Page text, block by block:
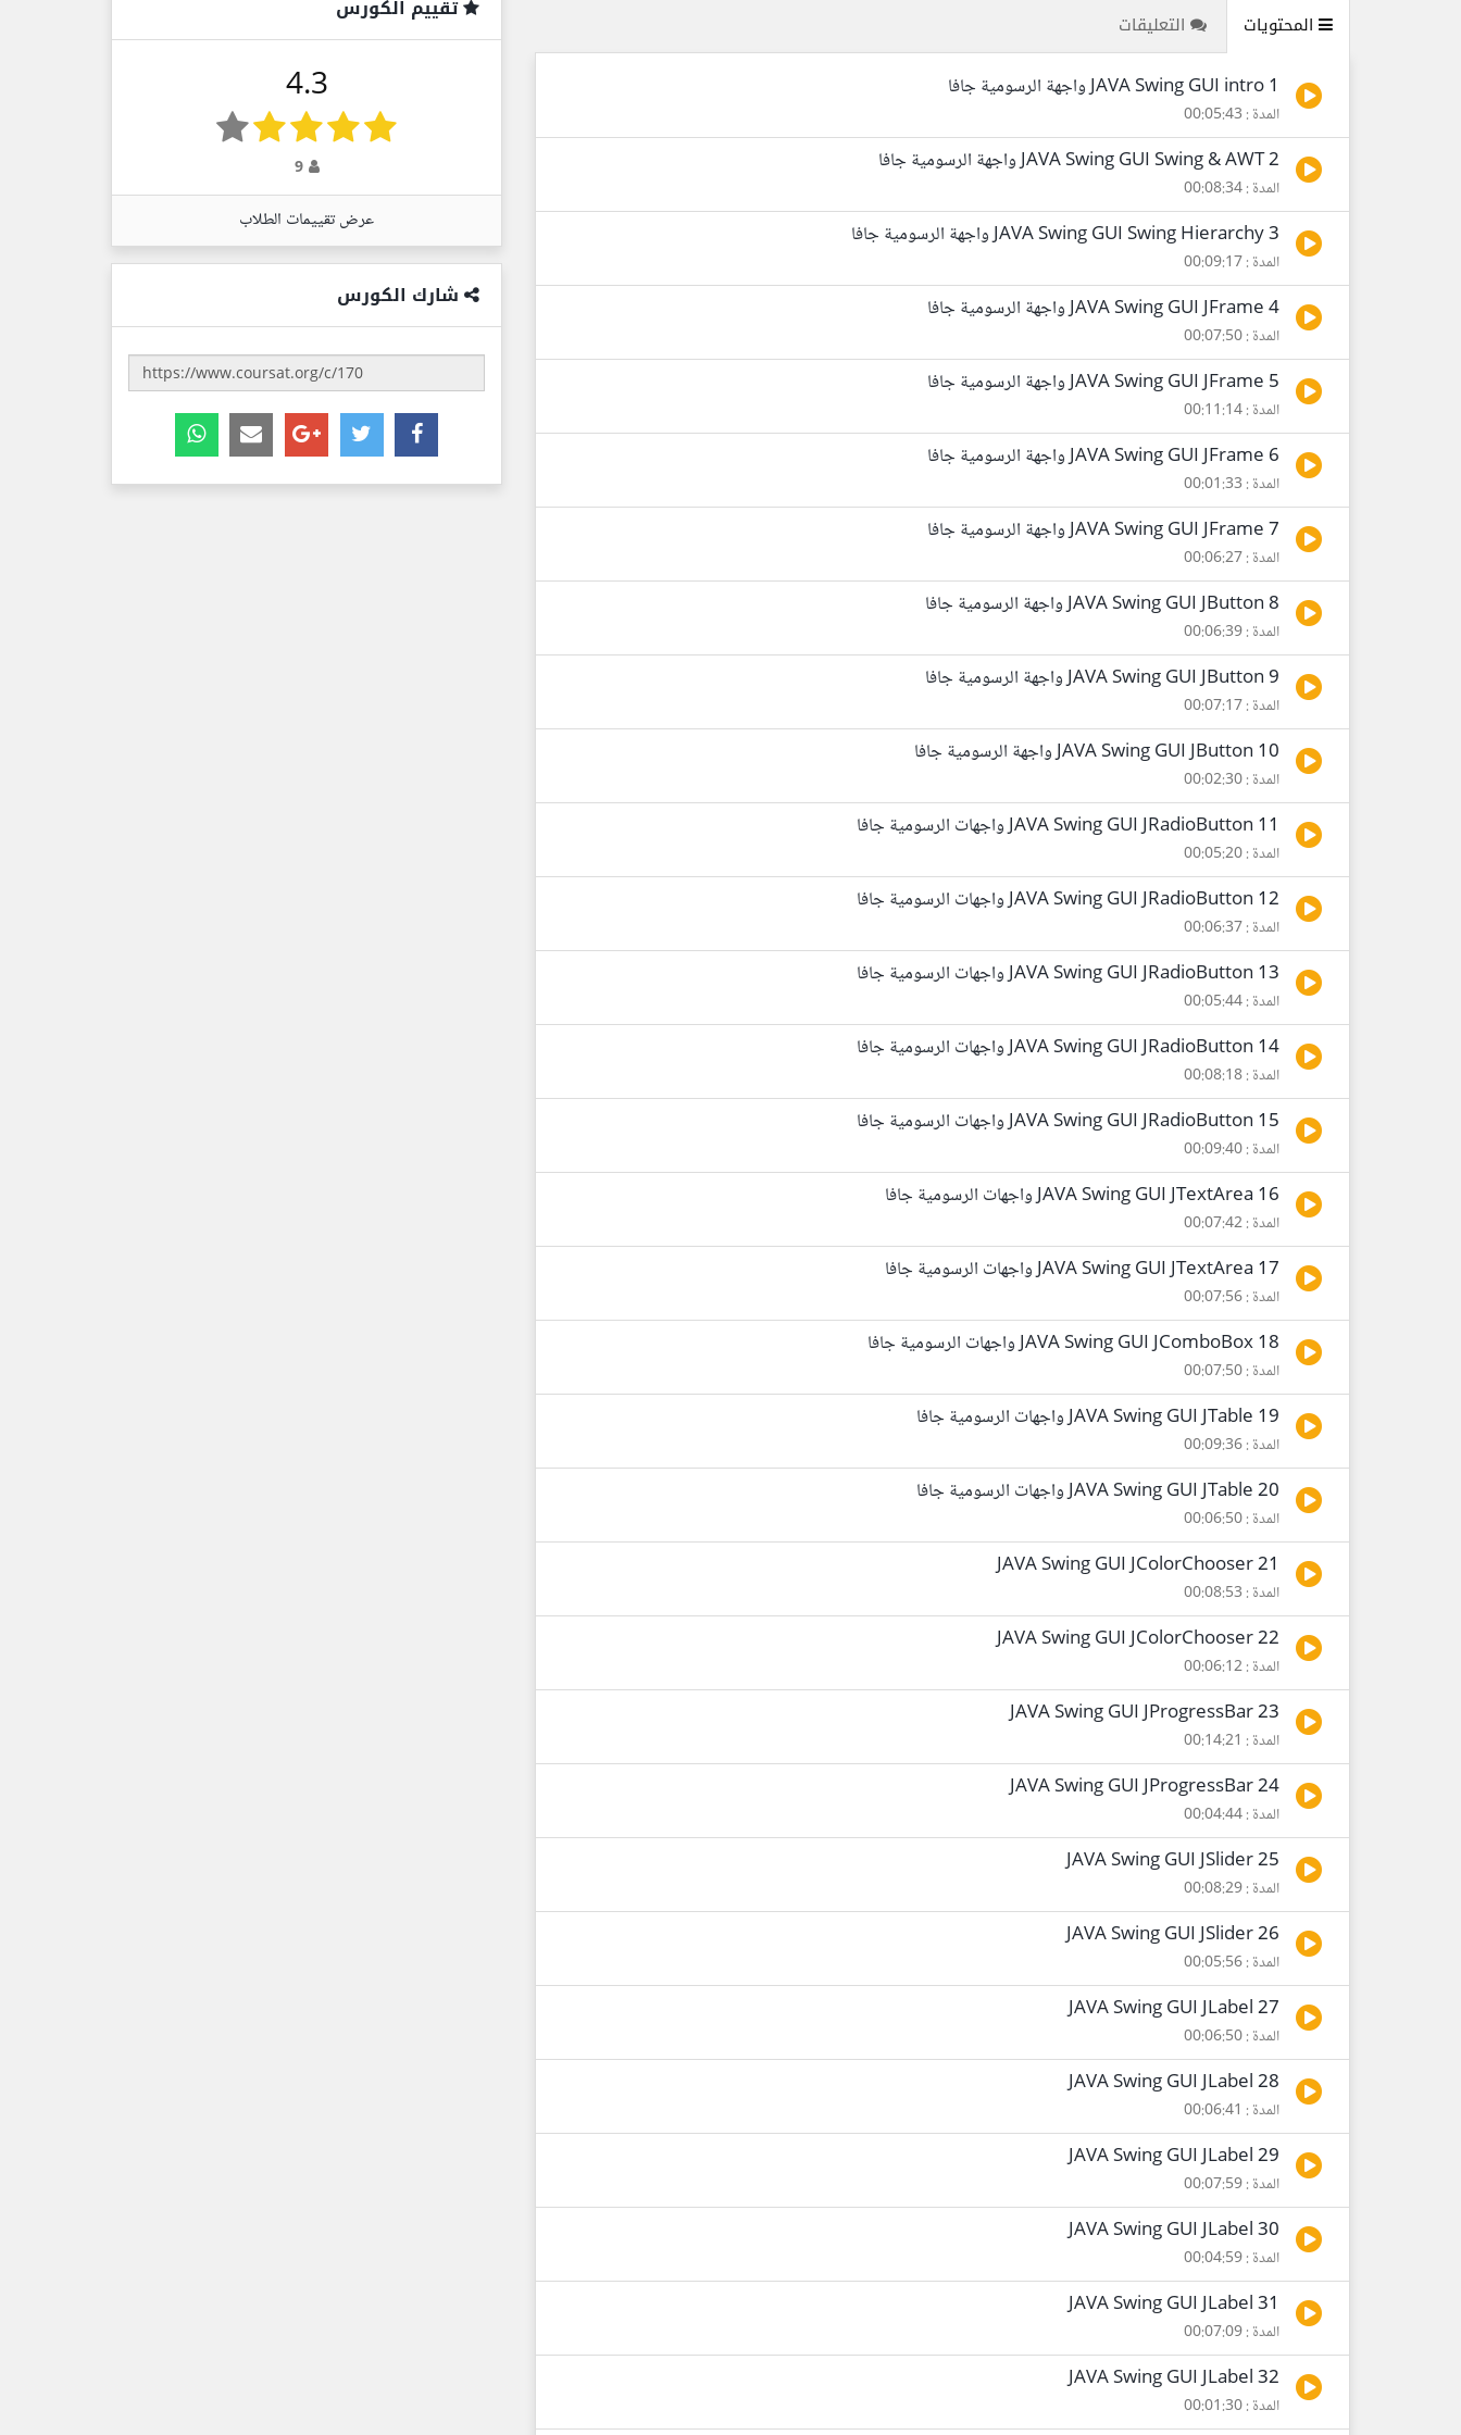
المحتويات التعليقات
1 JAVA Swing GUI intro واجهة الرسومية جافا
المدة : 00:05:43
2 JAVA Swing GUI Swing & AWT واجهة الرسومية جافا
المدة : 00:08:34
3 JAVA Swing GUI Swing Hierarchy واجهة الرسومية جافا
المدة : 00:09:17
4 JAVA Swing GUI JFrame واجهة الرسومية جافا
المدة : 00:07:50
5 JAVA Swing GUI JFrame واجهة الرسومية جافا
المدة : 00:11:14
6 JAVA Swing GUI JFrame واجهة الرسومية جافا
المدة : 00:01:33
7 JAVA Swing GUI JFrame واجهة الرسومية جافا
المدة : 00:06:27
8 JAVA Swing GUI JButton واجهة الرسومية جافا
المدة : 00:06:39
9 JAVA Swing GUI JButton واجهة الرسومية جافا
المدة : 00:07:17
10 JAVA Swing GUI JButton واجهة الرسومية جافا
المدة : 00:02:30
11 JAVA Swing GUI JRadioButton واجهات الرسومية جافا
المدة : 00:05:20
12 JAVA Swing GUI JRadioButton واجهات الرسومية جافا
المدة : 00:06:37
13 JAVA Swing GUI JRadioButton واجهات الرسومية جافا
المدة : 00:05:44
14 JAVA Swing GUI JRadioButton واجهات الرسومية جافا
المدة : 00:08:18
15 JAVA Swing GUI JRadioButton واجهات الرسومية جافا
المدة : 00:09:40
16 JAVA Swing GUI JTextArea واجهات الرسومية جافا
المدة : 00:07:42
17 JAVA Swing GUI JTextArea واجهات الرسومية جافا
المدة : 00:07:56
18 JAVA Swing GUI JComboBox واجهات الرسومية جافا
المدة : 00:07:50
19 JAVA Swing GUI JTable واجهات الرسومية جافا
المدة : 00:09:36
20 JAVA Swing GUI JTable واجهات الرسومية جافا
المدة : 00:06:50
21 JAVA Swing GUI JColorChooser
المدة : 00:08:53
22 JAVA Swing GUI JColorChooser
المدة : 00:06:12
23 JAVA Swing GUI JProgressBar
المدة : 00:14:21
24 JAVA Swing GUI JProgressBar
المدة : 00:04:44
25 JAVA Swing GUI JSlider
المدة : 00:08:29
26 JAVA Swing GUI JSlider
المدة : 00:05:56
27 JAVA Swing GUI JLabel
المدة : 00:06:50
28 JAVA Swing GUI JLabel
المدة : 00:06:41
29 JAVA Swing GUI JLabel
المدة : 00:07:59
30 JAVA Swing GUI JLabel
المدة : 00:04:59
31 JAVA Swing GUI JLabel
المدة : 00:07:09
32 JAVA Swing GUI JLabel
المدة : 00:01:30
تقييم الكورس
4.3
9
عرض تقييمات الطلاب
شارك الكورس